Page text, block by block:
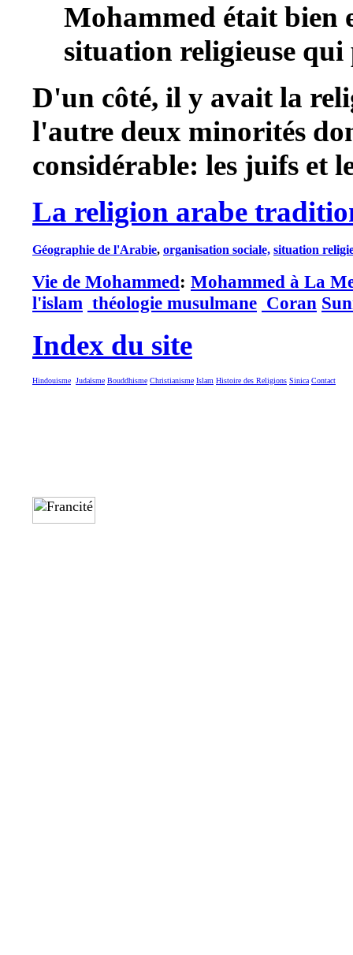
Mohammed était bien
situation religieuse
D'un côté, il y avait la
l'autre deux minorités
considérable: les juifs et
La religion arabe
Géographie de l'Arabie, organisation sociale, situation
Vie de Mohammed: Mohammed à La
l'islam théologie musulmane Coran
Index du site
Hindouisme Judaïsme Bouddhisme Christianisme Islam Histoire des Religions Sinica Contact